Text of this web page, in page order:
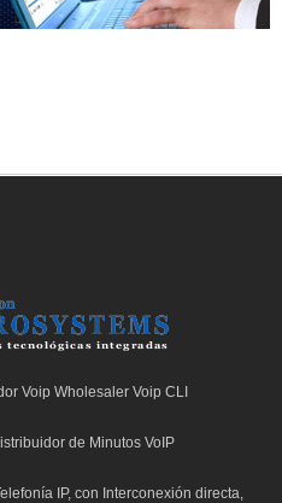
Voip Wholesaler Voip CLI
de Minutos VoIP
IP, con Interconexión directa,